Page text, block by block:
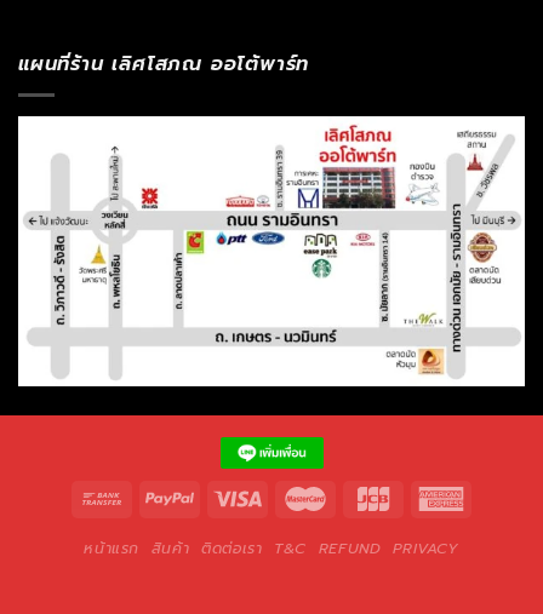
แผนที่ร้าน เลิศโสภณ ออโต้พาร์ท
หน้าแรก สินค้า ติดต่อเรา T&C REFUND PRIVACY